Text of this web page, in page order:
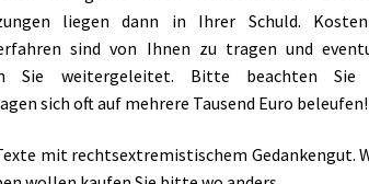
liegen dann in Ihrer Schuld.
sind von Ihnen zu tragen und
Sie weitergeleitet. Bitte beachten Sie
sich oft auf mehrere Tausend Euro beleufen!
mit rechtsextremistischem Gedankengut.